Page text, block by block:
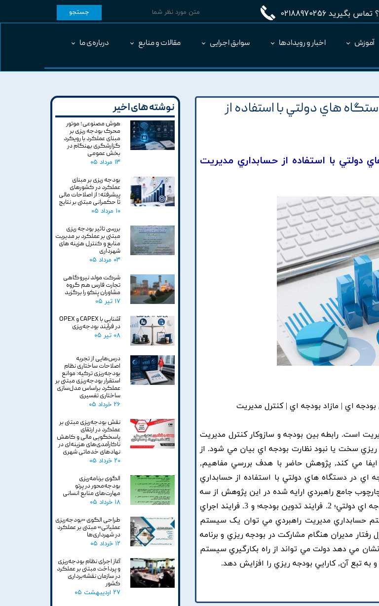
بگیرید 02188970256 جستجو
آموزش اخبار و رویدادها سوابق اجرایی مقالات و منابع درباره‌ی ما
هاي دولتي با استفاده از
دولتي با استفاده از حسابداري مديريت
اي | مازاد بودجه اي | کنترل مديريت
است. رابطه بين بودجه و سازوکار کنترل مديريت
سخت يا نبود نظارت بودجه اي بيان مي شود. از
مي کند, پژوهش حاضر با هدف بررسي مفاهيم,
اي در دستگاه هاي دولتي با استفاده از حسابداري
جامع راهبردي ارايه شده در اين پژوهش از سه
بخش اصلي تشکيل مي شود: 1. سازه هاي کلي موثر بر فرايند مازاد بودجه اي دولتي؛ 2. فرايند تدوين بودجه؛ و 3. فرايند اجراي
حسابداري مديريت راهبردي مي توان يک سيستم
مديران هنگام مشارکت در بودجه ريزي و برنامه
مي دهد دولت مي تواند از راه بکارگيري سيستم
تبع آن, کارايي بودجه ريزي را افزايش دهد.
نوشته های اخیر
هوش مصنوعی؛ موتور
محرک بودجه ریزی بر
مبنای عملکرد با رویکرد
گزارشگری بهنگام در
بخش عمومی
۱۳ مرداد ۰۵
بودجه ریزی بر مبنای
عملکرد در کشورهای
پیشرفته؛ از اصلاحات مالی
تا حکمرانی مبتنی بر نتایج
۱۰ مرداد ۰۵
بررسی تاثیر بودجه ریزی
مبتنی بر عملکرد بر مدیریت
منابع و کنترل هزینه های
شهرداری
۰۳ مرداد ۰۵
شرکت مولد نیروگاهی
تجارت فارس هم گروه
مشاوران پنکو را برگزید
۱۷ تیر ۰۵
آشنایی با CAPEX و OPEX
در فرآیند بودجه‌ریزی
۰۸ تیر ۰۵
درس‌هایی از تجربه
اصلاحات ساختاری نظام
بودجه‌ریزی ترکیه: موانع
استقرار بودجه‌ریزی مبتنی بر
عملکرد براساس مدل‌سازی
ساختاری تفسیری
۲۶ خرداد ۰۵
نقش بودجه‌ریزی مبتنی بر
عملکرد در ارتقای
پاسخگویی مالی و کاهش
ناکارآمدی‌های هزینه‌ای در
نهادهای خدماتی شهری
۲۰ خرداد ۰۵
الگوی برنامه‌ریزی
بودجه‌محور در پرتو
مهارت‌های منابع انسانی
۱۸ خرداد ۰۵
طراحی الگوی «بودجه‌ریزی
عملیاتی» مبتنی بر عملکرد
در شهرداری‌ها
۱۲ خرداد ۰۵
آغاز اجرای نظام بودجه‌ریزی
و پرداخت مبتنی بر عملکرد
در سازمان نقشه‌برداری
کشور
۲۷ اردیبهشت ۰۵